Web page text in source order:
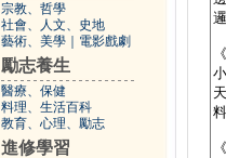
宗教、哲學
社會、人文、史地
藝術、美學
電影戲劇
勵志養生
醫療、保健
料理、生活百科
教育、心理、勵志
進修學習